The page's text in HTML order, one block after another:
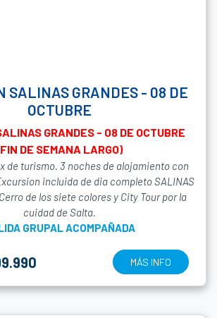
SALINAS GRANDES - 08 DE
OCTUBRE
GRANDES - 08 DE OCTUBRE
DE SEMANA LARGO)
de turismo. 3 noches de alojamiento con
incluida de dia completo SALINAS
de los siete colores y City Tour por la
cuidad de Salta.
GRUPAL ACOMPAÑADA
MÁS INFO